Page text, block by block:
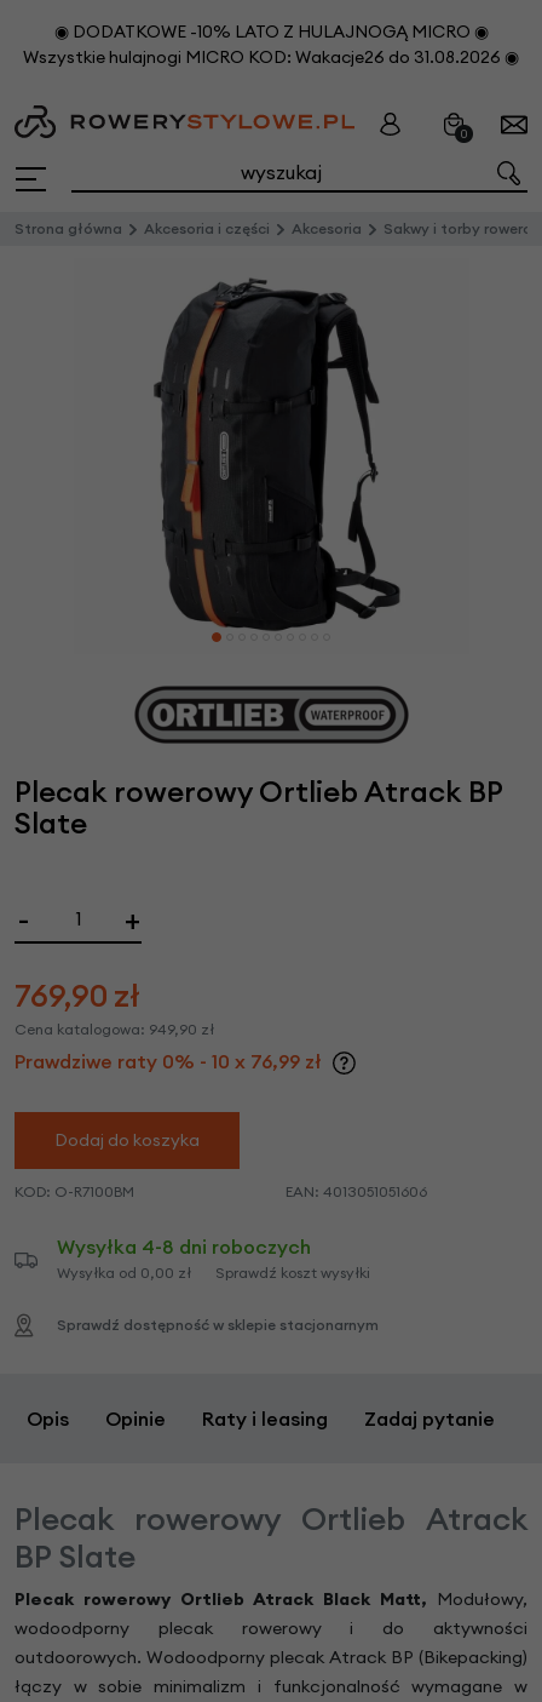
◉ DODATKOWE -10% LATO Z HULAJNOGĄ MICRO ◉
Wszystkie hulajnogi MICRO KOD: Wakacje26 do 31.08.2026 ◉
0
Strona główna Akcesoria i części Akcesoria Sakwy i torby
Plecak rowerowy Ortlieb Atrack BP
Slate
- +
769,90 zł
Cena katalogowa: 949,90 zł
Prawdziwe raty 0% - 10 x 76,99 zł
Dodaj do koszyka
KOD: O-R7100BM EAN: 4013051051606
Wysyłka 4-8 dni roboczych
Wysyłka od 0,00 zł Sprawdź koszt wysyłki
Sprawdź dostępność w sklepie stacjonarnym
Opis Opinie Raty i leasing Zadaj pytanie
Plecak rowerowy Ortlieb Atrack
BP Slate
Plecak rowerowy Ortlieb Atrack Black Matt,
Modułowy,
wodoodporny plecak rowerowy i do aktywności
outdoorowych. Wodoodporny plecak Atrack BP (Bikepacking)
łączy w sobie minimalizm i funkcjonalność wymagane w